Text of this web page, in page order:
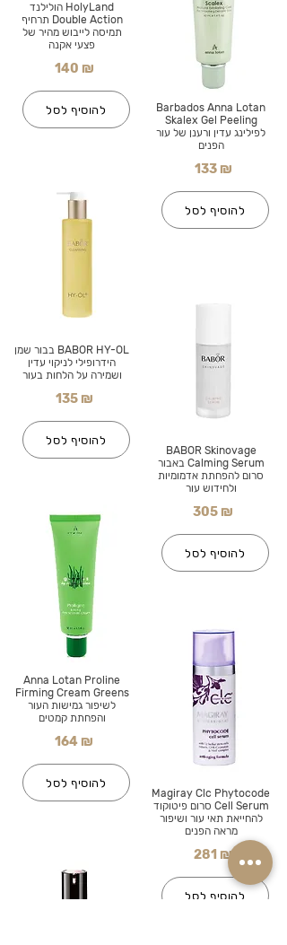
HolyLand הולילנד
Double Action תרחיף
תמיסה לייבוש מהיר של
פצעי אקנה
140 ₪
להוסיף לסל
BABOR HY-OL בבור שמן
הידרופילי לניקוי עדין
ושמירה על הלחות בעור
135 ₪
להוסיף לסל
Anna Lotan Proline
Firming Cream Greens
לשיפור גמישות העור
והפחתת קמטים
164 ₪
להוסיף לסל
Barbados Anna Lotan
Skalex Gel Peeling
לפילינג עדין ורענן של עור
הפנים
133 ₪
להוסיף לסל
BABOR Skinovage
Calming Serum באבור
סרום להפחתת אדמומיות
ולחידוש עור
305 ₪
להוסיף לסל
Magiray Clc Phytocode
Cell Serum סרום פיטוקוד
להחייאת תאי עור ושיפור
מראה הפנים
281 ₪
להוסיף לסל